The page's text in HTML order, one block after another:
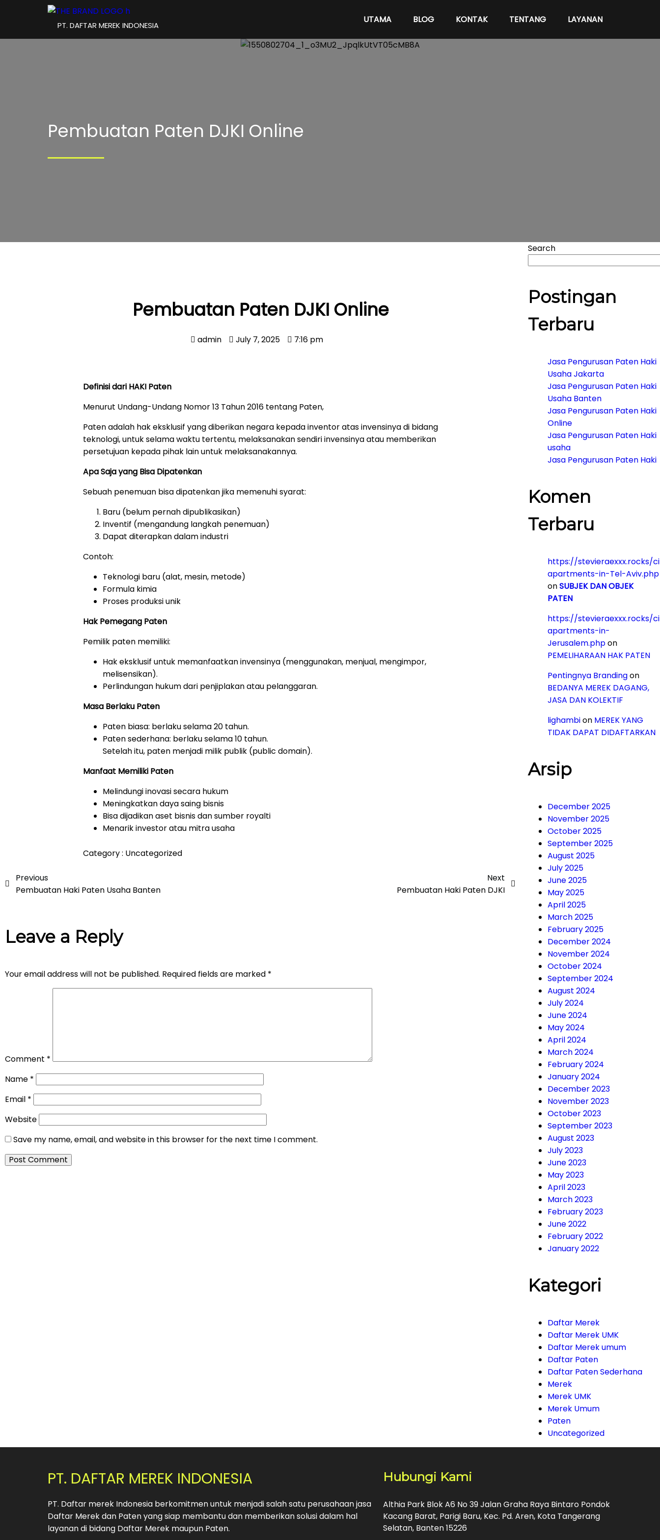
PT. DAFTAR MEREK INDONESIA
UTAMA BLOG KONTAK TENTANG LAYANAN
Pembuatan Paten DJKI Online
Pembuatan Paten DJKI Online
admin July 7, 2025 7:16 pm
Definisi dari HAKI Paten
Menurut Undang-Undang Nomor 13 Tahun 2016 tentang Paten,
Paten adalah hak eksklusif yang diberikan negara kepada inventor atas invensinya di bidang
teknologi, untuk selama waktu tertentu, melaksanakan sendiri invensinya atau memberikan
persetujuan kepada pihak lain untuk melaksanakannya.
Apa Saja yang Bisa Dipatenkan
Sebuah penemuan bisa dipatenkan jika memenuhi syarat:
Baru (belum pernah dipublikasikan)
Inventif (mengandung langkah penemuan)
Dapat diterapkan dalam industri
Contoh:
Teknologi baru (alat, mesin, metode)
Formula kimia
Proses produksi unik
Hak Pemegang Paten
Pemilik paten memiliki:
Hak eksklusif untuk memanfaatkan invensinya (menggunakan, menjual, mengimpor,
melisensikan).
Perlindungan hukum dari penjiplakan atau pelanggaran.
Masa Berlaku Paten
Paten biasa: berlaku selama 20 tahun.
Paten sederhana: berlaku selama 10 tahun.
Setelah itu, paten menjadi milik publik (public domain).
Manfaat Memiliki Paten
Melindungi inovasi secara hukum
Meningkatkan daya saing bisnis
Bisa dijadikan aset bisnis dan sumber royalti
Menarik investor atau mitra usaha
Category : Uncategorized
Previous
Pembuatan Haki Paten Usaha Banten
Next
Pembuatan Haki Paten DJKI
Leave a Reply
Your email address will not be published. Required fields are marked *
Comment *
Name *
Email *
Website
Save my name, email, and website in this browser for the next time I comment.
Search
Postingan
Terbaru
Jasa Pengurusan Paten Haki
Usaha Jakarta
Jasa Pengurusan Paten Haki
Usaha Banten
Jasa Pengurusan Paten Haki
Online
Jasa Pengurusan Paten Haki
usaha
Jasa Pengurusan Paten Haki
Komen
Terbaru
https://stevieraexxx.rocks/
apartments-in-Tel-Aviv.php
onSUBJEK DAN OBJEK
PATEN
https://stevieraexxx.rocks/
apartments-in-
Jerusalem.phpon
PEMELIHARAAN HAK PATEN
Pentingnya Brandingon
BEDANYA MEREK DAGANG,
JASA DAN KOLEKTIF
lighambion MEREK YANG
TIDAK DAPAT DIDAFTARKAN
Arsip
December 2025
November 2025
October 2025
September 2025
August 2025
July 2025
June 2025
May 2025
April 2025
March 2025
February 2025
December 2024
November 2024
October 2024
September 2024
August 2024
July 2024
June 2024
May 2024
April 2024
March 2024
February 2024
January 2024
December 2023
November 2023
October 2023
September 2023
August 2023
July 2023
June 2023
May 2023
April 2023
March 2023
February 2023
June 2022
February 2022
January 2022
Kategori
Daftar Merek
Daftar Merek UMK
Daftar Merek umum
Daftar Paten
Daftar Paten Sederhana
Merek
Merek UMK
Merek Umum
Paten
Uncategorized
PT. DAFTAR MEREK INDONESIA
PT. Daftar merek Indonesia berkomitmen untuk menjadi salah satu perusahaan jasa
Daftar Merek dan Paten yang siap membantu dan memberikan solusi dalam hal
layanan di bidang Daftar Merek maupun Paten.
Hubungi Kami
Althia Park Blok A6 No 39 Jalan Graha Raya Bintaro Pondok
Kacang Barat, Parigi Baru, Kec. Pd. Aren, Kota Tangerang
Selatan, Banten 15226